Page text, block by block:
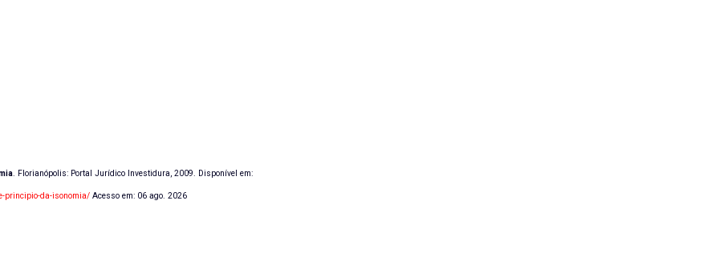
. Florianópolis: Portal Jurídico Investidura, 2009. Disponível em:
principio-da-isonomia/ Acesso em: 06 ago. 2026